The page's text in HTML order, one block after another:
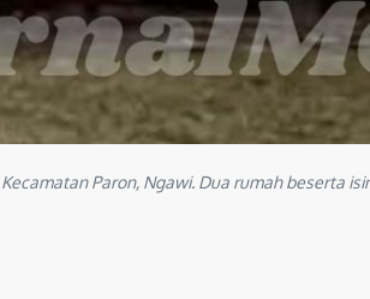
Paron, Ngawi. Dua rumah beserta